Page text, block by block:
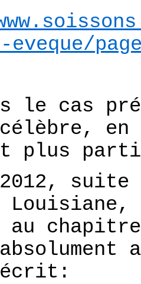
eveque/
le cas
en
plus
suite